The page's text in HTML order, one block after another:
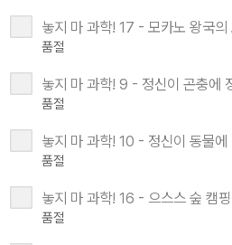
놓지 마 과학! 17 - 모카노 왕국의
품절
놓지 마 과학! 9 - 정신이 곤충에
품절
놓지 마 과학! 10 - 정신이 동물에
품절
놓지 마 과학! 16 - 으스스 숲 캠
품절